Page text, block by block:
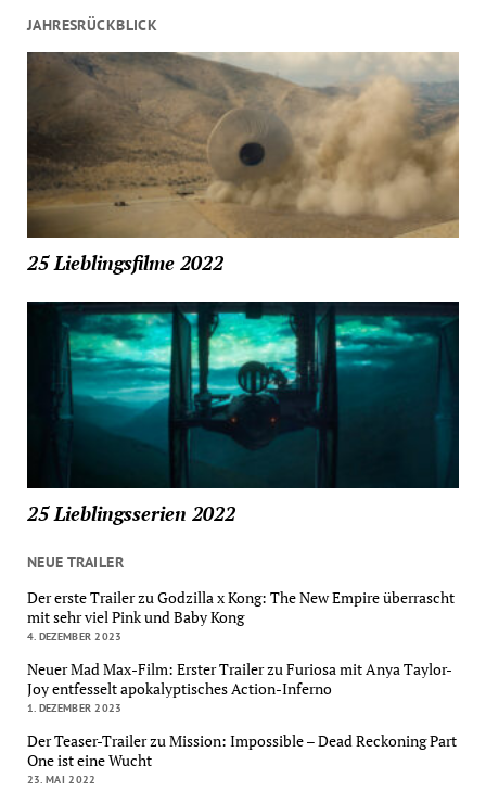
JAHRESRÜCKBLICK
25 Lieblingsfilme 2022
25 Lieblingsserien 2022
NEUE TRAILER
Der erste Trailer zu Godzilla x Kong: The New Empire überrascht
mit sehr viel Pink und Baby Kong
4. DEZEMBER 2023
Neuer Mad Max-Film: Erster Trailer zu Furiosa mit Anya Taylor-
Joy entfesselt apokalyptisches Action-Inferno
1. DEZEMBER 2023
Der Teaser-Trailer zu Mission: Impossible – Dead Reckoning Part
One ist eine Wucht
23. MAI 2022